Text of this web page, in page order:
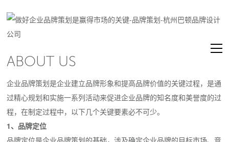
ABOUT US
企业品牌策划是企业建立品牌形象和提高品牌价值的关键过程，是通
过精心规划和实施一系列活动来促进企业品牌的知名度和美誉度的过
程，在制定过程中，以下几个关键要素必不可少。
1、品牌定位
品牌定位是企业品牌策划的基础，涉及确定企业品牌的目标市场、竞